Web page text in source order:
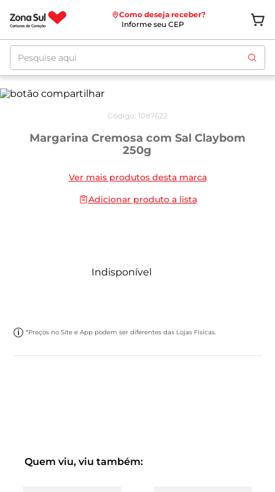
Como deseja receber?
Informe seu CEP
Pesquise aqui
Código: 1087622
Margarina Cremosa com Sal Claybom
250g
Ver mais produtos desta marca
Adicionar produto a lista
Indisponível
*Preços no Site e App podem ser diferentes das Lojas Físicas.
Quem viu, viu também: